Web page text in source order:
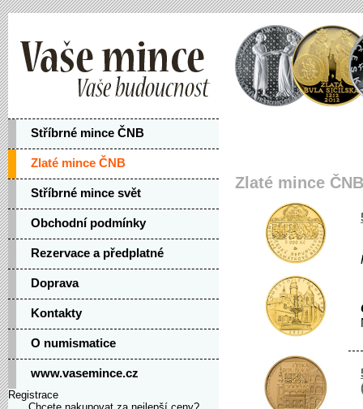
Stříbrné mince ČNB
Zlaté mince ČNB
Stříbrné mince svět
Obchodní podmínky
Rezervace a předplatné
Doprava
Kontakty
O numismatice
www.vasemince.cz
Registrace
Zlaté mince ČNB